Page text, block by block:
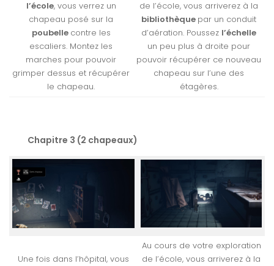
l’école, vous verrez un
chapeau posé sur la
poubelle contre les
escaliers. Montez les
marches pour pouvoir
grimper dessus et récupérer
le chapeau.
de l’école, vous arriverez à la
bibliothèque par un conduit
d’aération. Poussez l’échelle
un peu plus à droite pour
pouvoir récupérer ce nouveau
chapeau sur l’une des
étagères.
Chapitre 3 (2 chapeaux)
Une fois dans l’hôpital, vous
Au cours de votre exploration
de l’école, vous arriverez à la